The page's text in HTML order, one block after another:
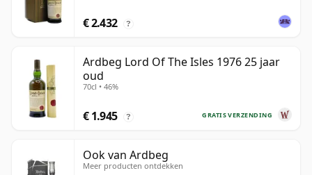
€ 2.432 ?
Ardbeg Lord Of The Isles 1976 25 jaar
oud
70cl • 46%
GRATIS VERZENDING
€ 1.945 ?
Ook van Ardbeg
Meer producten ontdekken